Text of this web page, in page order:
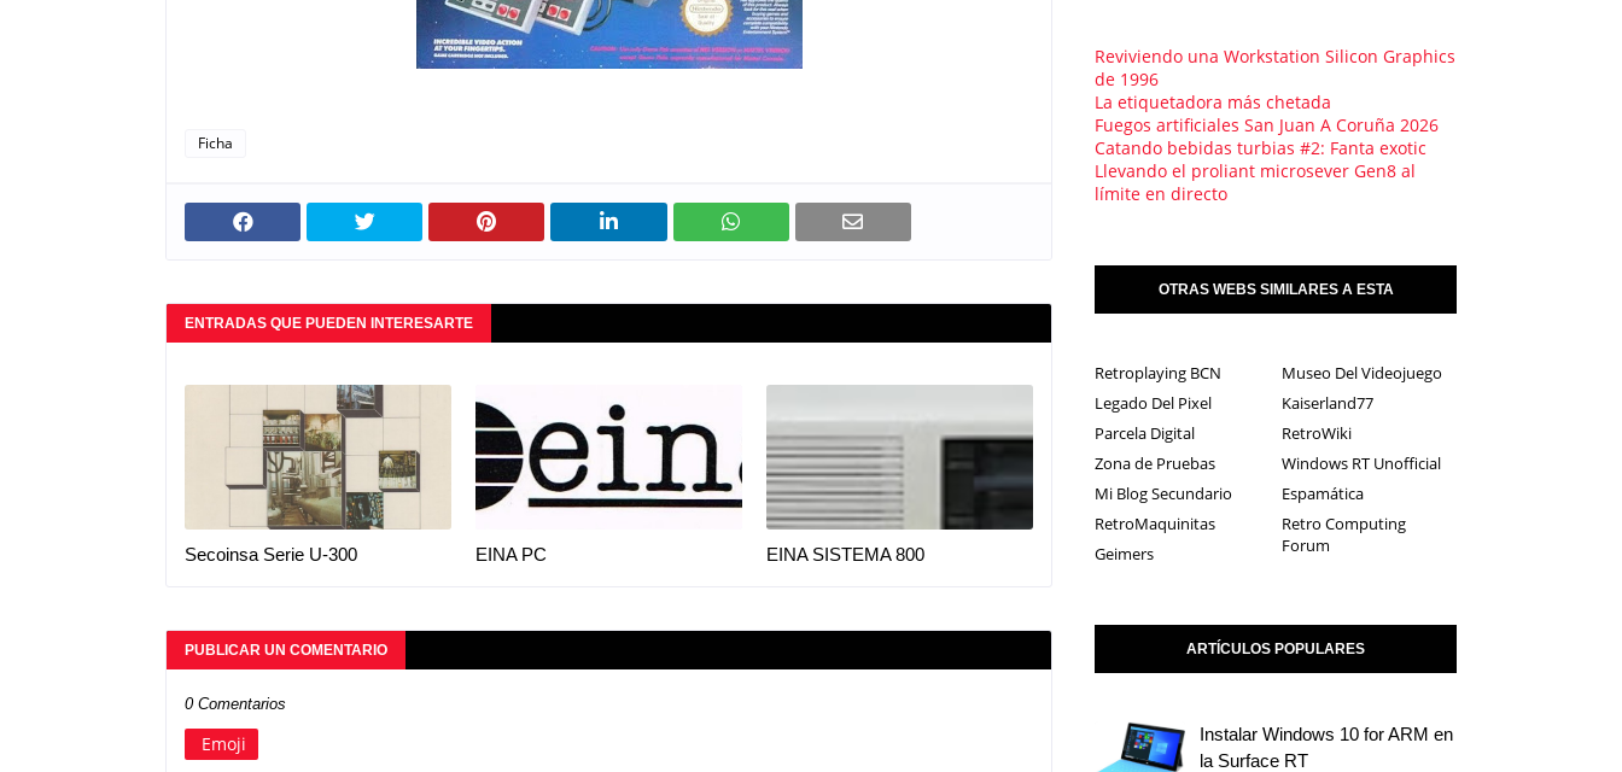
Ficha
ENTRADAS QUE PUEDEN INTERESARTE
Secoinsa Serie U-300 EINA PC EINA SISTEMA 800
PUBLICAR UN COMENTARIO
0 Comentarios
Emoji
Reviviendo una Workstation Silicon Graphics
de 1996
La etiquetadora más chetada
Fuegos artificiales San Juan A Coruña 2026
Catando bebidas turbias #2: Fanta exotic
Llevando el proliant microsever Gen8 al
límite en directo
OTRAS WEBS SIMILARES A ESTA
Retroplaying BCN
Museo Del Videojuego
Legado Del Pixel
Kaiserland77
Parcela Digital
RetroWiki
Zona de Pruebas
Windows RT Unofficial
Mi Blog Secundario
Espamática
RetroMaquinitas
Retro Computing
Forum
Geimers
ARTÍCULOS POPULARES
Instalar Windows 10 for ARM en
la Surface RT